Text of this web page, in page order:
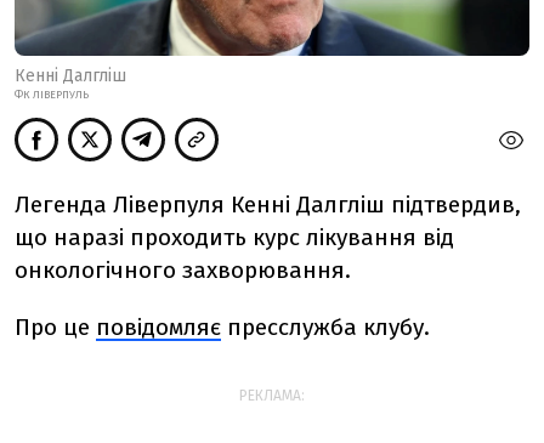
Кенні Далгліш
ФК ЛІВЕРПУЛЬ
Легенда Ліверпуля Кенні Далгліш підтвердив,
що наразі проходить курс лікування від
онкологічного захворювання.
Про це повідомляє пресслужба клубу.
РЕКЛАМА: